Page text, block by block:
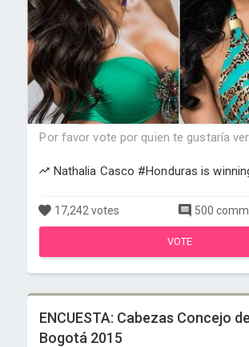
Por favor vote por quien te gustaría
Nathalia Casco #Honduras is
17,242 votes 500
VOTE
ENCUESTA: Cabezas Concejo de
Bogotá 2015